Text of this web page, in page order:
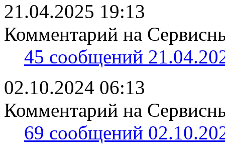
21.04.2025 19:13
Комментарий на
45 сообщений
02.10.2024 06:13
Комментарий на
69 сообщений